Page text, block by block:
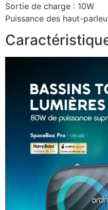
Sortie de charge : 10W
Puissance des haut-